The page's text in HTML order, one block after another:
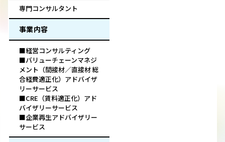
専門コンサルタント
事業内容
■経営コンサルティング
■バリューチェーンマネジ
メント（間接材／直接材 総
合経費適正化）アドバイザ
リーサービス
■CRE（賃料適正化）アド
バイザリーサービス
■企業再生アドバイザリー
サービス